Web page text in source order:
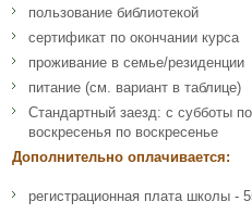
пользование библиотекой
сертификат по окончании курса
проживание в семье/резиденции
питание (см. вариант в таблице)
Стандартный заезд: с субботы
воскресенья по воскресенье
Дополнительно оплачивается:
регистрационная плата школы -